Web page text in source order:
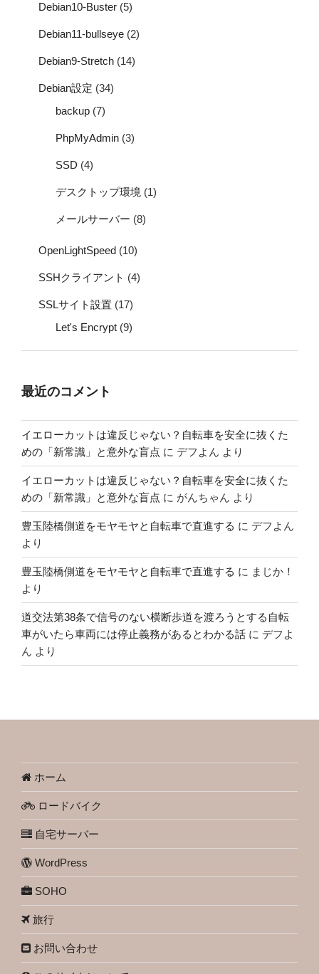
Debian10-Buster (5)
Debian11-bullseye (2)
Debian9-Stretch (14)
Debian設定 (34)
backup (7)
PhpMyAdmin (3)
SSD (4)
デスクトップ環境 (1)
メールサーバー (8)
OpenLightSpeed (10)
SSHクライアント (4)
SSLサイト設置 (17)
Let's Encrypt (9)
最近のコメント
イエローカットは違反じゃない？自転車を安全に抜くた
めの「新常識」と意外な盲点 に デフよん より
イエローカットは違反じゃない？自転車を安全に抜くた
めの「新常識」と意外な盲点 に がんちゃん より
豊玉陸橋側道をモヤモヤと自転車で直進する に デフよん
より
豊玉陸橋側道をモヤモヤと自転車で直進する に まじか！
より
道交法第38条で信号のない横断歩道を渡ろうとする自転
車がいたら車両には停止義務があるとわかる話 に デフよ
ん より
ホーム
ロードバイク
自宅サーバー
WordPress
SOHO
旅行
お問い合わせ